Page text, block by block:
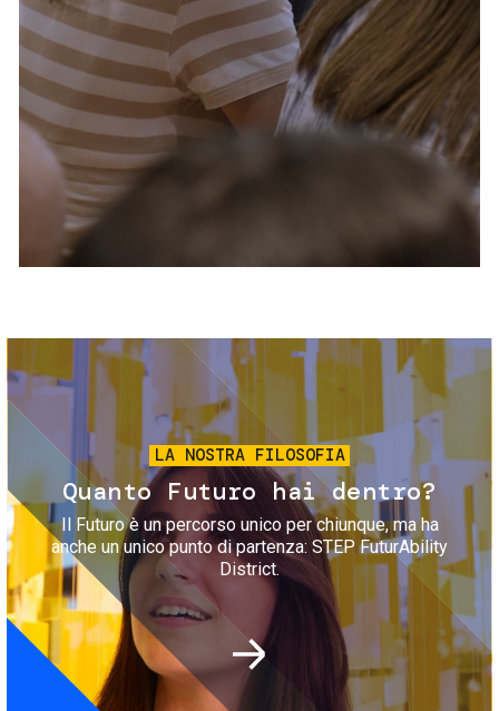
Servizi e accessibilità
Contatti
FAQ
Biglietti
Immagine
LA NOSTRA FILOSOFIA
Quanto Futuro hai dentro?
Il Futuro è un percorso unico per chiunque, ma ha
anche un unico punto di partenza: STEP FuturAbility
District.